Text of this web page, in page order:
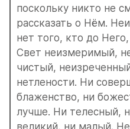
поскольку никто не
рассказать о Нём.
нет того, кто до
Свет неизмеримый,
чистый,
нетлености. Ни
блаженство, ни
лучше. Ни телесный,
великий, ни малый.